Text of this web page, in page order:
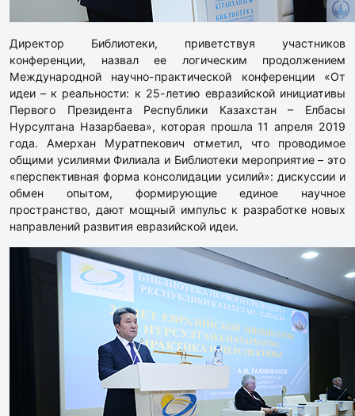
Директор Библиотеки, приветствуя участников
конференции, назвал ее логическим продолжением
Международной научно-практической конференции «От
идеи – к реальности: к 25-летию евразийской инициативы
Первого Президента Республики Казахстан – Елбасы
Нурсултана Назарбаева», которая прошла 11 апреля 2019
года. Амерхан Муратпекович отметил, что проводимое
общими усилиями Филиала и Библиотеки мероприятие – это
«перспективная форма консолидации усилий»: дискуссии и
обмен опытом, формирующие единое научное
пространство, дают мощный импульс к разработке новых
направлений развития евразийской идеи.